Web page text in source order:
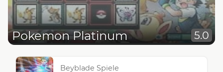
Pokemon Platinum 5.0
Beyblade Spiele